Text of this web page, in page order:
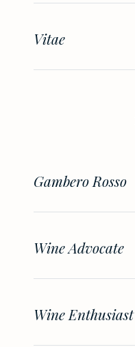
Vitae
Gambero Rosso
Wine Advocate
Wine Enthusiast